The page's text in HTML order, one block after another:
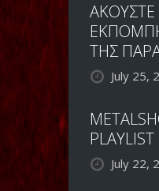
ΕΚΠΟΜΠΗ
ΤΗΣ
July 25,
PLAYLIST
July 22,